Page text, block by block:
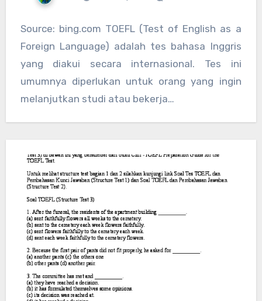
Source: bing.com TOEFL (Test of English as a
Foreign Language) adalah tes bahasa Inggris
yang diakui secara internasional. Tes ini
umumnya diperlukan untuk orang yang ingin
melanjutkan studi atau bekerja…